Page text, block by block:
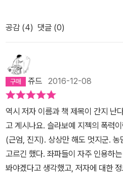
다. 하지만 안교수는 이 제안을 거절
직원으로 성장, 현재까지도 한국 벤
매김하고 있다. 안철수교수가 빌게
들의 천재성이나 기업적 성공뿐 아
빌게이츠는 비교될 수 밖에 없다.종
의 기부라는 미국 억만장자들의 기사
그들의 기부를 칭송하면서 동시에 한
제'에 대한 외면을 거세게 비난하기
을 들여다보는 '댓글'을 만니보기는
자'의 대표격인 빌 게이츠가 억만불
들, 내전과 폭력으로 인한 난민들 등
억만불 이상의 재산을 소유할 수 있
오해일 것이지만)지젝의 책에는 항
기들이나 사람들에 대한 진한 아쉬움
깨달을 수 있고, 그래서 대응을 할
이루어지는 상징적인 폭력이나 경제,
자신도 모르는 사이에 그 폭력을 행
마음 속에 남았다.이를테면 연말에 신
환경을 극복하고 좋은 성적을 얻은 학
일인데, 그렇게 되지 않은 이유는 네
고 구조적으로 언어적으로 강제하는
사회ㅡ 경제적인 문제를 개인의 문제
인식하게 만드는 기제, 이것이 폭력
을 향한 노력을 할 수 있지 않을까 한
성한 청년들치고는 참으로 뜻밖의
거리고 말았다. “내 목표는 착하게 사
도 감사하며 살고 싶어요.” 착하게,
나도 보았다. 차인표의 힐링캠프를.
인표가 보수 정치인들과 같이 논다고
떤가, 보수 아니라 진보를 통 털어도
희생인 사람이 몇이나 된다고 감히
그의 힐링캠프에 감동받은 사람이
에 그가 활동하고 있는 ‘컴패션’이라
몰려들었다고 한다. 사랑이 사랑을,
다운 ‘차인표 효과’ 다. 차인표의 힐
일으킨 것은 그가 참으로 절절한 마
공감 (4) 댓글 (0)
쥬드 2016-12-08
역시 저자 이름과 책 제목이 간지 난
고 계시나요. 슬라보예 지젝의 폭력
(근엄, 진지). 상상만 해도 멋지군.
고르긴 했다. 좌파들이 자주 인용하
봐야겠다고 생각했고, 저자에 대한